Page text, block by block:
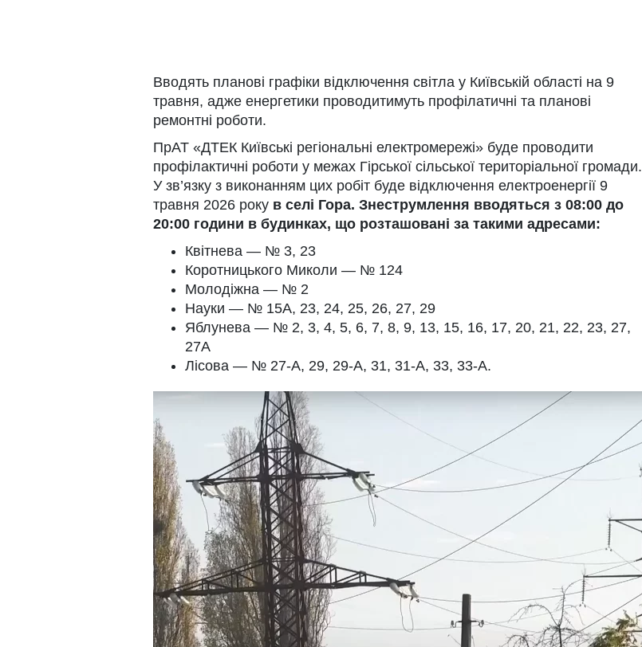
Вводять планові графіки відключення світла у Київській області на 9
травня, адже енергетики проводитимуть профілатичні та планові
ремонтні роботи.
ПрАТ «ДТЕК Київські регіональні електромережі» буде проводити
профілактичні роботи у межах Гірської сільської територіальної громади.
У зв’язку з виконанням цих робіт буде відключення електроенергії 9
травня 2026 року в cелі Гора. Знеструмлення вводяться з 08:00 до
20:00 години в будинках, що розташовані за такими адресами:
Квітнева — № 3, 23
Коротницького Миколи — № 124
Молодіжна — № 2
Науки — № 15А, 23, 24, 25, 26, 27, 29
Яблунева — № 2, 3, 4, 5, 6, 7, 8, 9, 13, 15, 16, 17, 20, 21, 22, 23, 27,
27А
Лісова — № 27-А, 29, 29-А, 31, 31-А, 33, 33-А.